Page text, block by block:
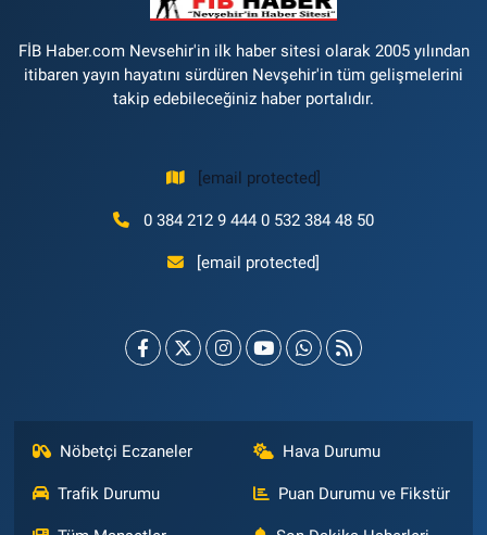
FİB Haber.com Nevsehir'in ilk haber sitesi olarak 2005 yılından
itibaren yayın hayatını sürdüren Nevşehir'in tüm gelişmelerini
takip edebileceğiniz haber portalıdır.
[email protected]
0 384 212 9 444 0 532 384 48 50
[email protected]
Nöbetçi Eczaneler Hava Durumu
Trafik Durumu Puan Durumu ve Fikstür